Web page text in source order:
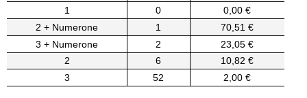
1
0
0,00 €
2 + Numerone
1
70,51 €
3 + Numerone
2
23,05 €
2
6
10,82 €
3
52 2,00 €